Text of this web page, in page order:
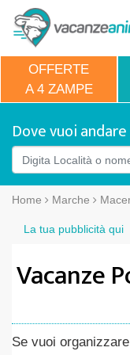
OFFERTE
A 4 ZAMPE
Dove vuoi
Home Marche
La tua pubblicità qui
Vacanze
Se vuoi